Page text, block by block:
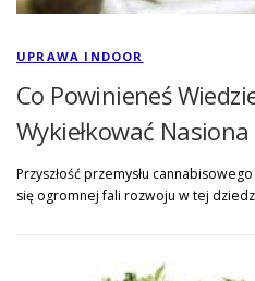
UPRAWA INDOOR
Co Powinieneś
Wykiełkować
Przyszłość przemysłu
się ogromnej fali rozwoju w tej